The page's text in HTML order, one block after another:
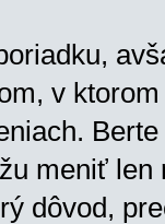
v
meniť
dôvod,